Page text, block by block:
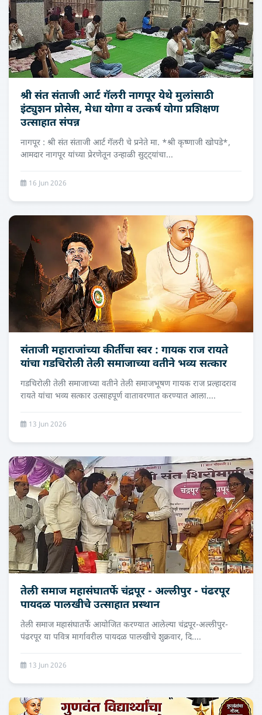
श्री संत संताजी आर्ट गॅलरी नागपूर येथे मुलांसाठी
इंट्युशन प्रोसेस, मेधा योगा व उत्कर्ष योगा प्रशिक्षण
उत्साहात संपन्न
नागपूर : श्री संत संताजी आर्ट गॅलरी चे प्रनेते मा. *श्री कृष्णाजी खोपडे*,
आमदार नागपूर यांच्या प्रेरणेतून उन्हाळी सुट्ट्यांचा...
16 Jun 2026
संताजी महाराजांच्या कीर्तीचा स्वर : गायक राज रायते
यांचा गडचिरोली तेली समाजाच्या वतीने भव्य सत्कार
गडचिरोली तेली समाजाच्या वतीने तेली समाजभूषण गायक राज प्रल्हादराव
रायते यांचा भव्य सत्कार उत्साहपूर्ण वातावरणात करण्यात आला....
13 Jun 2026
तेली समाज महासंघातर्फे चंद्रपूर - अल्लीपुर - पंढरपूर
पायदळ पालखीचे उत्साहात प्रस्थान
तेली समाज महासंघातर्फे आयोजित करण्यात आलेल्या चंद्रपूर-अल्लीपुर-
पंढरपूर या पवित्र मार्गावरील पायदळ पालखीचे शुक्रवार, दि....
13 Jun 2026